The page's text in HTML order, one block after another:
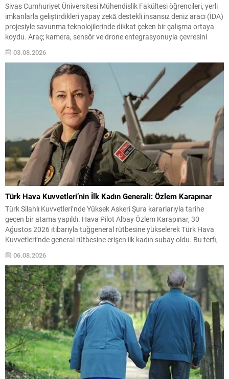
Sivas Cumhuriyet Üniversitesi Mühendislik Fakültesi öğrencileri, yerli
imkanlarla geliştirdikleri yapay zekâ destekli insansız deniz aracı (İDA)
projesiyle savunma teknolojilerinde dikkat çeken bir çalışma ortaya
koydu. Araç; kamera, sensör ve drone entegrasyonuyla çevresini
deniz üzerinde bağımsız hareket edebilmenin ötesinde; hava, kara ve
deniz unsurlarını...
03.08.2026
Türk Hava Kuvvetleri’nin İlk Kadın Generali: Özlem Karapınar
Türk Silahlı Kuvvetleri’nde Yüksek Askeri Şura kararlarıyla tarihe
geçen bir atama yapıldı. Hava Pilot Albay Özlem Karapınar, 30
Ağustos 2026 itibarıyla tuğgeneral rütbesine yükselerek Türk Hava
Kuvvetleri’nde general rütbesine erişen ilk kadın subay oldu. Bu terfi,
açısından önemli bir işaret niteliği taşıyor. YAŞ toplantısında...
06.08.2026